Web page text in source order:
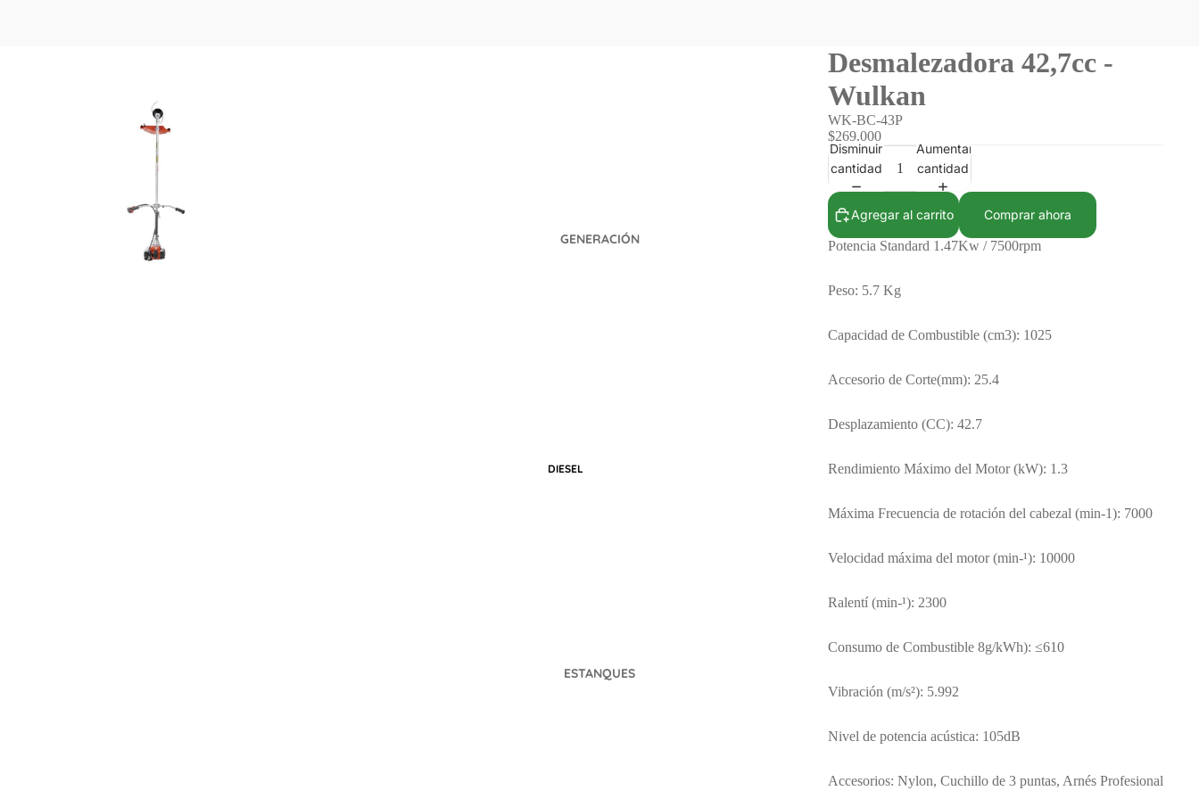
GENERACIÓN
DIESEL
ESTANQUES
Desmalezadora 42,7cc -
Wulkan
WK-BC-43P
$269.000
Disminuir
cantidad
Aumentar
cantidad
Agregar al carrito Comprar ahora
Potencia Standard 1.47Kw / 7500rpm
Peso: 5.7 Kg
Capacidad de Combustible (cm3): 1025
Accesorio de Corte(mm): 25.4
Desplazamiento (CC): 42.7
Rendimiento Máximo del Motor (kW): 1.3
Máxima Frecuencia de rotación del cabezal (min-1): 7000
Velocidad máxima del motor (min-¹): 10000
Ralentí (min-¹): 2300
Consumo de Combustible 8g/kWh): ≤610
Vibración (m/s²): 5.992
Nivel de potencia acústica: 105dB
Accesorios: Nylon, Cuchillo de 3 puntas, Arnés Profesional